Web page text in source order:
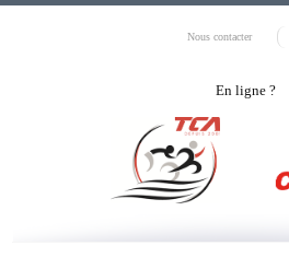
Nous contacter
En ligne ?